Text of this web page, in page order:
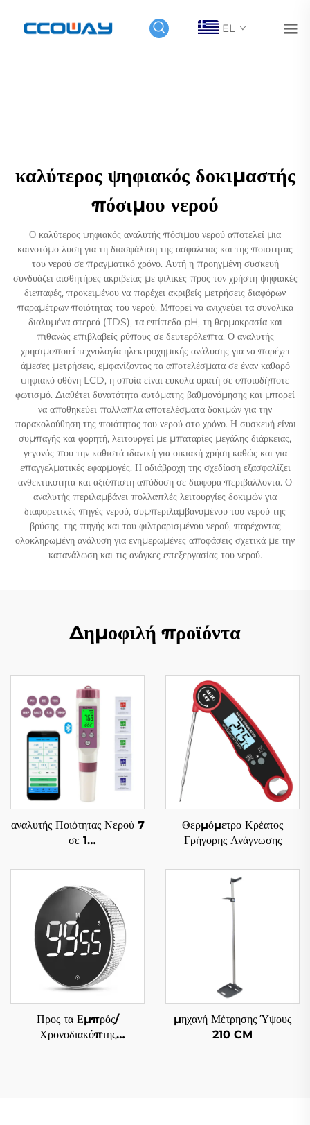
EL
καλύτερος ψηφιακός δοκιμαστής
πόσιμου νερού
Ο καλύτερος ψηφιακός αναλυτής πόσιμου νερού αποτελεί μια
καινοτόμο λύση για τη διασφάλιση της ασφάλειας και της ποιότητας
του νερού σε πραγματικό χρόνο. Αυτή η προηγμένη συσκευή
συνδυάζει αισθητήρες ακριβείας με φιλικές προς τον χρήστη ψηφιακές
διεπαφές, προκειμένου να παρέχει ακριβείς μετρήσεις διαφόρων
παραμέτρων ποιότητας του νερού. Μπορεί να ανιχνεύει τα συνολικά
διαλυμένα στερεά (TDS), τα επίπεδα pH, τη θερμοκρασία και
πιθανώς επιβλαβείς ρύπους σε δευτερόλεπτα. Ο αναλυτής
χρησιμοποιεί τεχνολογία ηλεκτροχημικής ανάλυσης για να παρέχει
άμεσες μετρήσεις, εμφανίζοντας τα αποτελέσματα σε έναν καθαρό
ψηφιακό οθόνη LCD, η οποία είναι εύκολα ορατή σε οποιοδήποτε
φωτισμό. Διαθέτει δυνατότητα αυτόματης βαθμονόμησης και μπορεί
να αποθηκεύει πολλαπλά αποτελέσματα δοκιμών για την
παρακολούθηση της ποιότητας του νερού στο χρόνο. Η συσκευή είναι
συμπαγής και φορητή, λειτουργεί με μπαταρίες μεγάλης διάρκειας,
γεγονός που την καθιστά ιδανική για οικιακή χρήση καθώς και για
επαγγελματικές εφαρμογές. Η αδιάβροχη της σχεδίαση εξασφαλίζει
ανθεκτικότητα και αξιόπιστη απόδοση σε διάφορα περιβάλλοντα. Ο
αναλυτής περιλαμβάνει πολλαπλές λειτουργίες δοκιμών για
διαφορετικές πηγές νερού, συμπεριλαμβανομένου του νερού της
βρύσης, της πηγής και του φιλτραρισμένου νερού, παρέχοντας
ολοκληρωμένη ανάλυση για ενημερωμένες αποφάσεις σχετικά με την
κατανάλωση και τις ανάγκες επεξεργασίας του νερού.
Δημοφιλή προϊόντα
αναλυτής Ποιότητας Νερού 7
σε 1
Αλμυρότητα/Θερμοκρασία
με Bluetooth
Θερμόμετρο Κρέατος
Γρήγορης Ανάγνωσης
Προς τα Εμπρός/
Χρονοδιακόπτης
μηχανή Μέτρησης Ύψους
210 CM